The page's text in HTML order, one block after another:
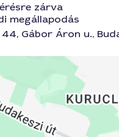
zárva
megállapodás
44, Gábor Áron u.,